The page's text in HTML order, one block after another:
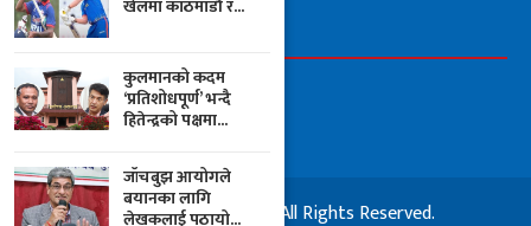
FOLLOW US
© 2025 City Halkhabar. All Rights Reserved.
खेलमा काठमाडौं र...
कुलमानको कदम
‘प्रतिशोधपूर्ण’ भन्दै
हितेन्द्रको पक्षमा...
जाँचबुझ आयोगले
बयानका लागि
लेखकलाई पठायो...